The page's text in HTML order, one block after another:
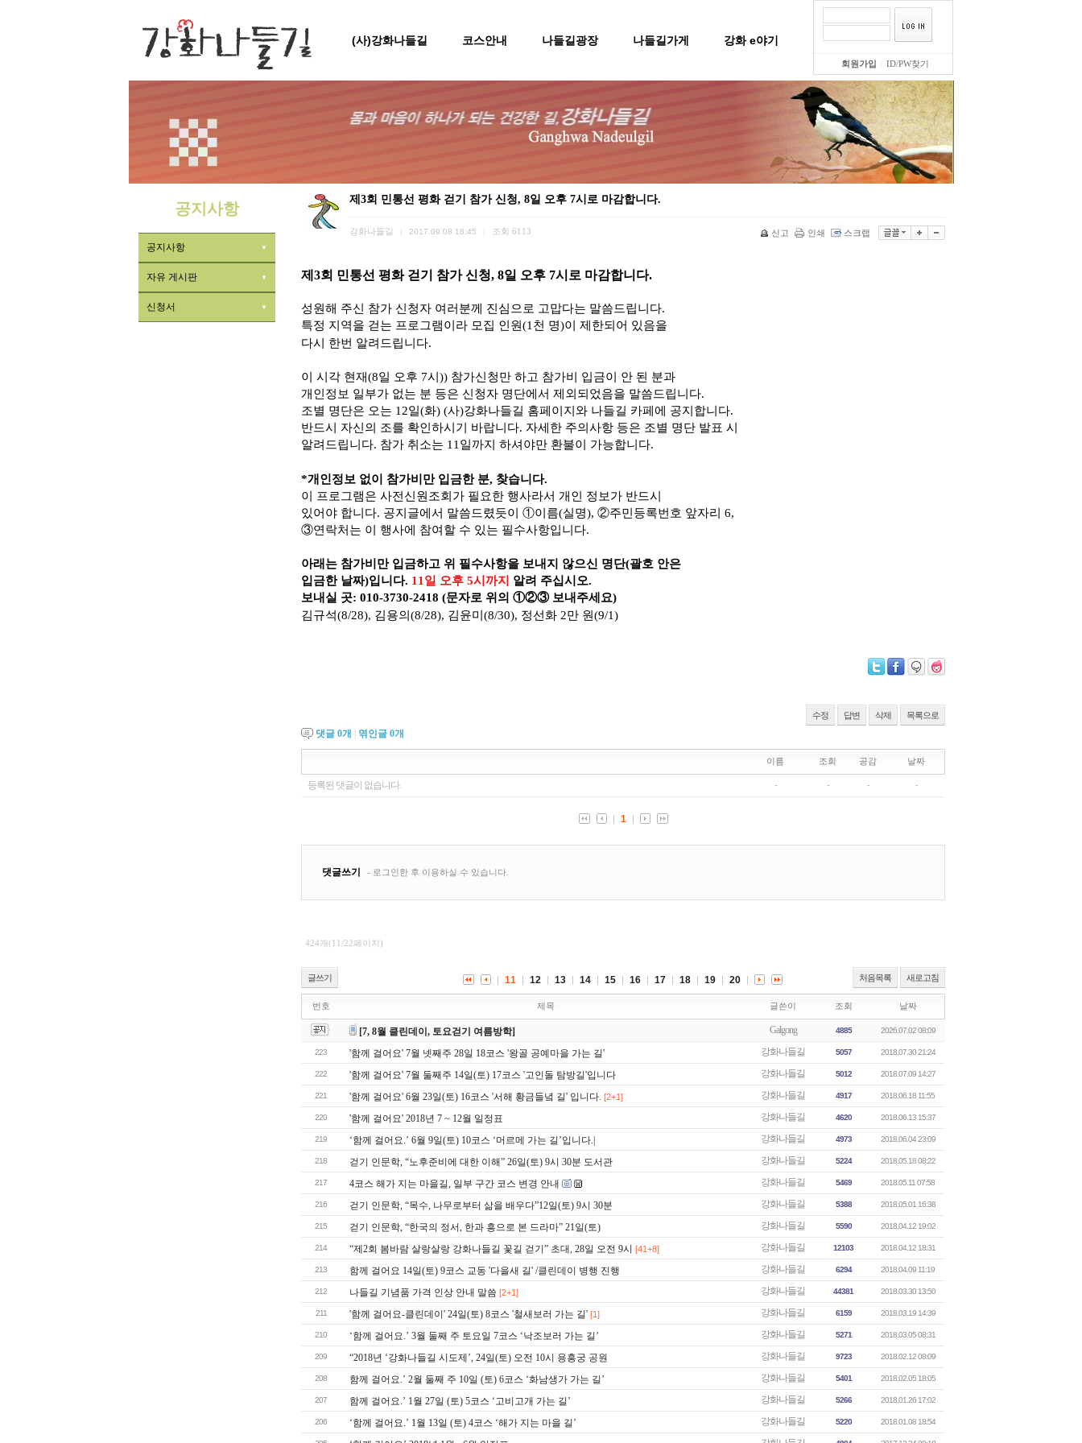
(사)강화나들길 코스안내 나들길광장 나들길가게 강화 e야기
회원가입 ID/PW찾기
공지사항
공지사항
자유 게시판
신청서
제3회 민통선 평화 걷기 참가 신청, 8일 오후 7시로 마감합니다.
강화나들길 2017.09.08 18:45 조회 6113 신고 인쇄 스크랩
제3회 민통선 평화 걷기 참가 신청, 8일 오후 7시로 마감합니다.
성원해 주신 참가 신청자 여러분께 진심으로 고맙다는 말씀드립니다.
특정 지역을 걷는 프로그램이라 모집 인원(1천 명)이 제한되어 있음을
다시 한번 알려드립니다.
이 시각 현재(8일 오후 7시)) 참가신청만 하고 참가비 입금이 안 된 분과
개인정보 일부가 없는 분 등은 신청자 명단에서 제외되었음을 말씀드립니다.
조별 명단은 오는 12일(화) (사)강화나들길 홈페이지와 나들길 카페에 공지합니다.
반드시 자신의 조를 확인하시기 바랍니다. 자세한 주의사항 등은 조별 명단 발표 시
알려드립니다. 참가 취소는 11일까지 하셔야만 환불이 가능합니다.
*개인정보 없이 참가비만 입금한 분, 찾습니다.
이 프로그램은 사전신원조회가 필요한 행사라서 개인 정보가 반드시
있어야 합니다. 공지글에서 말씀드렸듯이 ①이름(실명), ②주민등록번호 앞자리 6,
③연락처는 이 행사에 참여할 수 있는 필수사항입니다.
아래는 참가비만 입금하고 위 필수사항을 보내지 않으신 명단(괄호 안은
입금한 날짜)입니다. 11일 오후 5시까지 알려 주십시오.
보내실 곳: 010-3730-2418 (문자로 위의 ①②③ 보내주세요)
김규석(8/28), 김용의(8/28), 김윤미(8/30), 정선화 2만 원(9/1)
수정 답변 삭제 목록으로
댓글 0개 | 엮인글 0개
424개(11/22페이지)
글쓰기 처음목록 새로고침
11 12 13 14 15 16 17 18 19 20
번호 제목 글쓴이 조회 날짜
[7, 8월 클린데이, 토요걷기 여름방학] Galgong 4885 2026.07.02 08:09
223 '함께 걸어요' 7월 넷째주 28일 18코스 '왕골 공예마을 가는 길' 강화나들길 5057 2018.07.30 21:24
222 '함께 걸어요' 7월 둘째주 14일(토) 17코스 '고인돌 탐방길'입니다 강화나들길 5012 2018.07.09 14:27
221 '함께 걸어요' 6월 23일(토) 16코스 '서해 황금들녘 길' 입니다. [2+1] 강화나들길 4917 2018.06.18 11:55
220 '함께 걸어요' 2018년 7 ~ 12월 일정표 강화나들길 4620 2018.06.13 15:37
219 ‘함께 걸어요.’ 6월 9일(토) 10코스 ‘머르메 가는 길’입니다.| 강화나들길 4973 2018.06.04 23:09
218 걷기 인문학, “노후준비에 대한 이해” 26일(토) 9시 30분 도서관 강화나들길 5224 2018.05.18 08:22
217 4코스 해가 지는 마을길, 일부 구간 코스 변경 안내 강화나들길 5469 2018.05.11 07:58
216 걷기 인문학, “목수, 나무로부터 삶을 배우다”12일(토) 9시 30분 강화나들길 5388 2018.05.01 16:38
215 걷기 인문학, “한국의 정서, 한과 흥으로 본 드라마” 21일(토) 강화나들길 5590 2018.04.12 19:02
214 “제2회 봄바람 살랑살랑 강화나들길 꽃길 걷기” 초대, 28일 오전 9시 [41+8] 강화나들길 12103 2018.04.12 18:31
213 함께 걸어요 14일(토) 9코스 교동 '다을새 길' /클린데이 병행 진행 강화나들길 6294 2018.04.09 11:19
212 나들길 기념품 가격 인상 안내 말씀 [2+1] 강화나들길 44381 2018.03.30 13:50
211 '함께 걸어요-클린데이' 24일(토) 8코스 '철새보러 가는 길' [1] 강화나들길 6159 2018.03.19 14:39
210 ‘함께 걸어요.’ 3월 둘째 주 토요일 7코스 ‘낙조보러 가는 길’ 강화나들길 5271 2018.03.05 08:31
209 “2018년 ‘강화나들길 시도제’, 24일(토) 오전 10시 용흥궁 공원 강화나들길 9723 2018.02.12 08:09
208 함께 걸어요.’ 2월 둘째 주 10일 (토) 6코스 ‘화남생가 가는 길’ 강화나들길 5401 2018.02.05 18:05
207 함께 걸어요.’ 1월 27일 (토) 5코스 ‘고비고개 가는 길’ 강화나들길 5266 2018.01.26 17:02
206 ‘함께 걸어요.’ 1월 13일 (토) 4코스 ‘해가 지는 마을 길’ 강화나들길 5220 2018.01.08 18:54